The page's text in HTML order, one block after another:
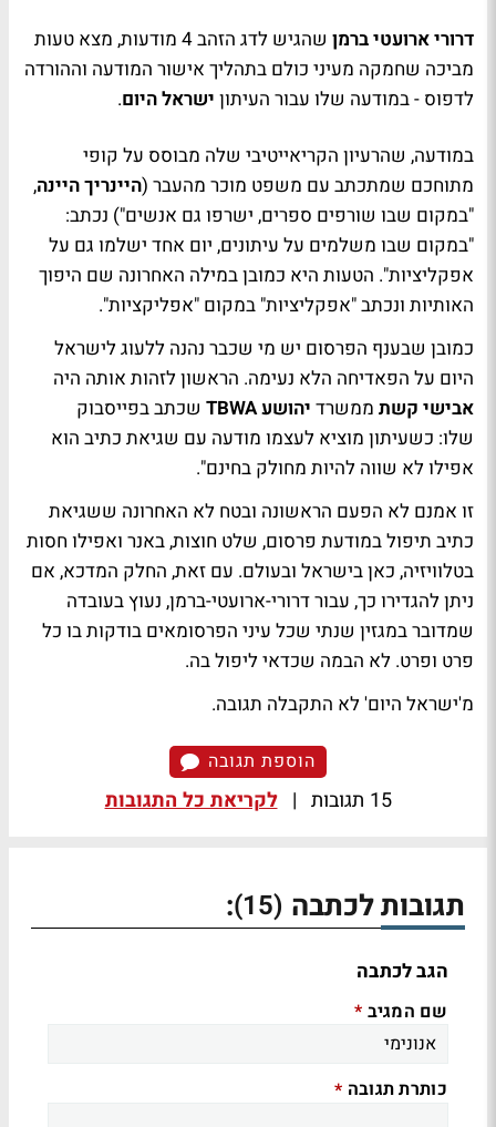
דרורי ארועטי ברמן
שהגיש לדג הזהב 4 מודעות, מצא טעות
מביכה שחמקה מעיני כולם בתהליך אישור המודעה וההורדה
לדפוס - במודעה שלו עבור העיתון ישראל היום.
במודעה, שהרעיון הקריאייטיבי שלה מבוסס על קופי
מתוחכם שמתכתב עם משפט מוכר מהעבר (היינריך היינה,
"במקום שבו שורפים ספרים, ישרפו גם אנשים") נכתב:
"במקום שבו משלמים על עיתונים, יום אחד ישלמו גם על
אפקליציות". הטעות היא כמובן במילה האחרונה שם היפוך
האותיות ונכתב "אפקליציות" במקום "אפליקציות".
כמובן שבענף הפרסום יש מי שכבר נהנה ללעוג לישראל
היום על הפאדיחה הלא נעימה. הראשון לזהות אותה היה
אבישי קשת ממשרד יהושע TBWA
שכתב בפייסבוק
שלו: כשעיתון מוציא לעצמו מודעה עם שגיאת כתיב הוא
אפילו לא שווה להיות מחולק בחינם".
זו אמנם לא הפעם הראשונה ובטח לא האחרונה ששגיאת
כתיב תיפול במודעת פרסום, שלט חוצות, באנר ואפילו חסות
בטלוויזיה, כאן בישראל ובעולם. עם זאת, החלק המדכא, אם
ניתן להגדירו כך, עבור דרורי-ארועטי-ברמן, נעוץ בעובדה
שמדובר במגזין שנתי שכל עיני הפרסומאים בודקות בו כל
פרט ופרט. לא הבמה שכדאי ליפול בה.
מ'ישראל היום' לא התקבלה תגובה.
הוספת תגובה
15 תגובות | לקריאת כל התגובות
תגובות לכתבה (15)
:
הגב לכתבה
שם המגיב *
כותרת תגובה *